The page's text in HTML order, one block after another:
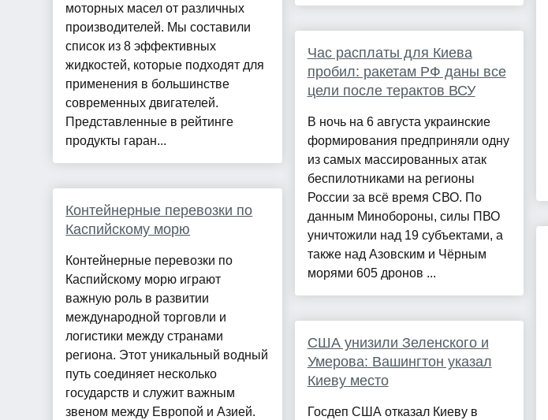
моторных масел от различных
производителей. Мы составили
список из 8 эффективных
жидкостей, которые подходят для
применения в большинстве
современных двигателей.
Представленные в рейтинге
продукты гаран...
Контейнерные перевозки по
Каспийскому морю
Контейнерные перевозки по
Каспийскому морю играют
важную роль в развитии
международной торговли и
логистики между странами
региона. Этот уникальный водный
путь соединяет несколько
государств и служит важным
звеном между Европой и Азией.
Час расплаты для Киева
пробил: ракетам РФ даны все
цели после терактов ВСУ
В ночь на 6 августа украинские
формирования предприняли одну
из самых массированных атак
беспилотниками на регионы
России за всё время СВО. По
данным Минобороны, силы ПВО
уничтожили над 19 субъектами, а
также над Азовским и Чёрным
морями 605 дронов ...
США унизили Зеленского и
Умерова: Вашингтон указал
Киеву место
Госдеп США отказал Киеву в